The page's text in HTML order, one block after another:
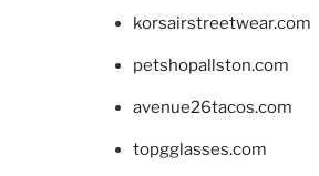
korsairstreetwear.com
petshopallston.com
avenue26tacos.com
topgglasses.com